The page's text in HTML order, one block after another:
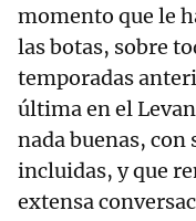
momento que le
las botas, sobre
temporadas
última en el
nada buenas, con
incluidas, y que
extensa